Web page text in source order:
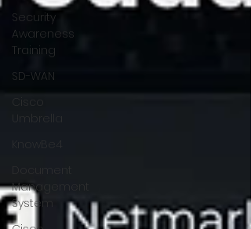
Security
Awareness
Training
SD-WAN
Cisco
Umbrella
KnowBe4
Document
Management
System